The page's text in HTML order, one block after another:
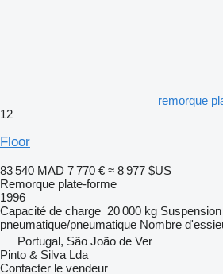
remorque
12
Floor
83 540 MAD 7 770 € ≈ 8 977 $US
Remorque plate-forme
1996
Capacité de charge 20 000 kg Suspension
pneumatique/pneumatique Nombre
Portugal, São João de Ver
Pinto & Silva Lda
Contacter le vendeur